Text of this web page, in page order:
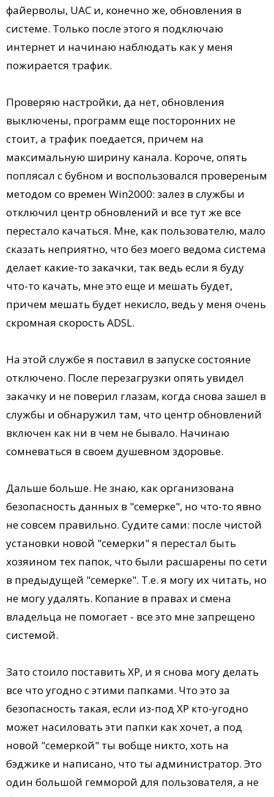
файерволы, UAC и, конечно же, обновления в
системе. Только после этого я подключаю
интернет и начинаю наблюдать как у меня
пожирается трафик.
Проверяю настройки, да нет, обновления
выключены, программ еще посторонних не
стоит, а трафик поедается, причем на
максимальную ширину канала. Короче, опять
поплясал с бубном и воспользовался провереным
методом со времен Win2000: залез в службы и
отключил центр обновлений и все тут же все
перестало качаться. Мне, как пользователю, мало
сказать неприятно, что без моего ведома система
делает какие-то закачки, так ведь если я буду
что-то качать, мне это еще и мешать будет,
причем мешать будет некисло, ведь у меня очень
скромная скорость ADSL.
На этой службе я поставил в запуске состояние
отключено. После перезагрузки опять увидел
закачку и не поверил глазам, когда снова зашел в
службы и обнаружил там, что центр обновлений
включен как ни в чем не бывало. Начинаю
сомневаться в своем душевном здоровье.
Дальше больше. Не знаю, как организована
безопасность данных в "семерке", но что-то явно
не совсем правильно. Судите сами: после чистой
установки новой "семерки" я перестал быть
хозяином тех папок, что были расшарены по сети
в предыдущей "семерке". Т.е. я могу их читать, но
не могу удалять. Копание в правах и смена
владельца не помогает - все это мне запрещено
системой.
Зато стоило поставить XP, и я снова могу делать
все что угодно с этими папками. Что это за
безопасность такая, если из-под XP кто-угодно
может насиловать эти папки как хочет, а под
новой "семеркой" ты вобще никто, хоть на
бэджике и написано, что ты администратор. Это
один большой гемморой для пользователя, а не